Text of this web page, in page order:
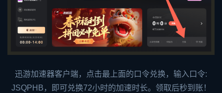
迅游加速器客户端，点击最上面的口令兑换，输入口令:
JSQPHB，即可兑换72小时的加速时长。领取后秒到账！